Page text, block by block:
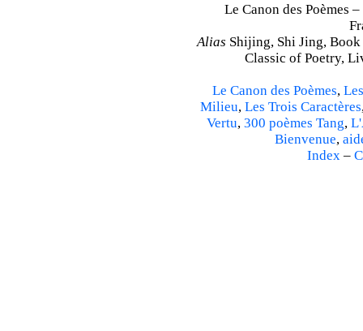
Le Canon des Poèmes
Alias Shijing, Shi Jing,
Classic of Poetry,
Le Canon des Poèmes,
Milieu, Les Trois Caractères
Vertu, 300 poèmes Tang,
Bienvenue,
Index –